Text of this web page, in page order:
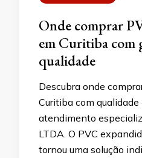
Onde comprar
em Curitiba com
qualidade
Descubra onde
Curitiba com
atendimento
LTDA. O PVC
tornou uma solução